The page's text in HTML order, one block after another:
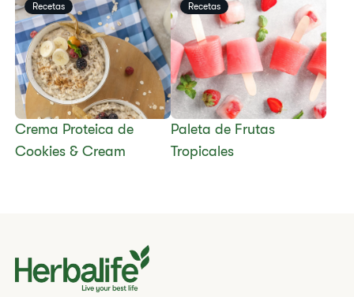
Crema Proteica de
Cookies & Cream​
Recetas
​​Paleta de Frutas
Tropicales​
Recetas